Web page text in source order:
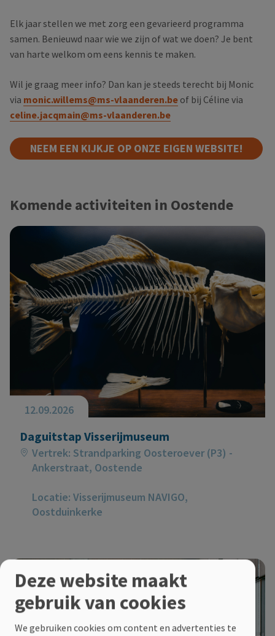
Elk jaar stellen we met zorg een gevarieerd programma
samen. Benieuwd naar wie we zijn of wat we doen? Je bent
van harte welkom om eens kennis te maken.
Wil je graag meer info? Dan kan je steeds terecht bij Monic
via monic.willems@ms-vlaanderen.be of bij Céline via
celine.jacqmain@ms-vlaanderen.be
NEEM EEN KIJKJE OP ONZE EIGEN WEBSITE!
Komende activiteiten in Oostende
12.09.2026
Daguitstap Visserijmuseum
Vertrek: Strandparking Oosteroever (P3) -
Ankerstraat, Oostende
Locatie: Visserijmuseum NAVIGO,
Oostduinkerke
Deze website maakt
gebruik van cookies
We gebruiken cookies om content en advertenties te